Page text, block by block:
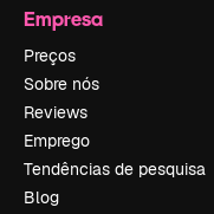
Empresa
Preços
Sobre nós
Reviews
Emprego
Tendências de pesquisa
Blog